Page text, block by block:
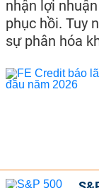
nhận lợi
phục hồi. Tuy
sự phân hóa